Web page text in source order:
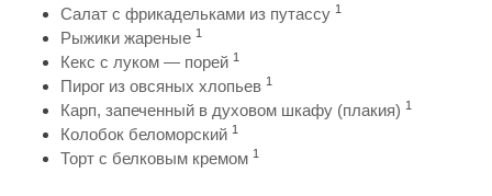
Салат с фрикадельками из путассу 1
Рыжики жареные 1
Кекс с луком — порей 1
Пирог из овсяных хлопьев 1
Карп, запеченный в духовом шкафу (плакия) 1
Колобок беломорский 1
Торт с белковым кремом 1